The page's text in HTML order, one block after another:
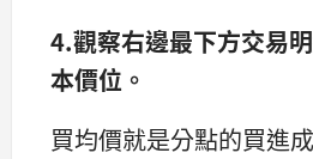
4.觀察右邊最下方交易
本價位。
買均價就是分點的買進